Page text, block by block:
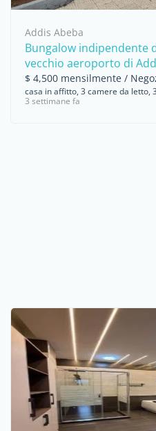
Addis Abeba
Bungalow indipendente
vecchio aeroporto di
$ 4,500 mensilmente /
casa in affitto, 3 camere da letto,
3 settimane fa